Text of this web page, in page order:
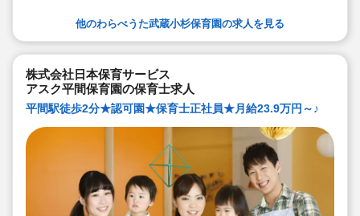
他のわらべうた武蔵小杉保育園の求人を見る
株式会社日本保育サービス
アスク平間保育園の保育士求人
平間駅徒歩2分★認可園★保育士正社員★月給23.9万円～♪